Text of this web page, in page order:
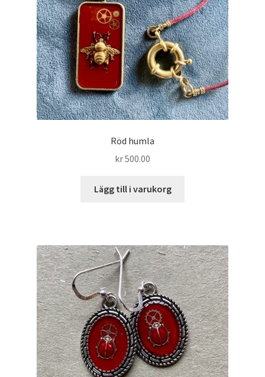
Röd humla
kr500.00
Lägg till i varukorg